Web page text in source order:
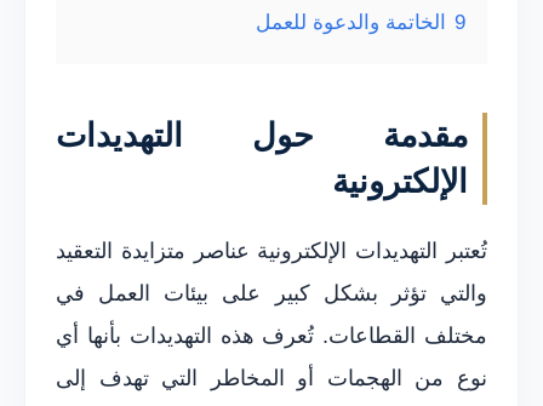
9
الخاتمة والدعوة للعمل
مقدمة حول التهديدات
الإلكترونية
تُعتبر التهديدات الإلكترونية عناصر متزايدة التعقيد
والتي تؤثر بشكل كبير على بيئات العمل في
مختلف القطاعات. تُعرف هذه التهديدات بأنها أي
نوع من الهجمات أو المخاطر التي تهدف إلى